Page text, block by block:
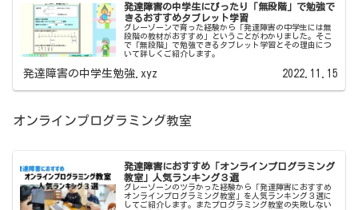
発達障害の中学生にぴったり「無段階」で勉強で
きるおすすめタブレット学習
グレーゾーンで育った経験から「発達障害の中学生には無
段階の教材がおすすめ」ということがわかりました。そこ
で「無段階」で勉強できるタブレット学習とその理由につ
いて詳しくご紹介します。
発達障害の中学生勉強.xyz 2022.11.15
オンラインプログラミング教室
発達障害におすすめ「オンラインプログラミング
教室」人気ランキング３選
グレーゾーンのツラかった経験から「発達障害におすすめ
オンラインプログラミング教室」を人気ランキング３選に
してご紹介します。またプログラミング教室の失敗しない